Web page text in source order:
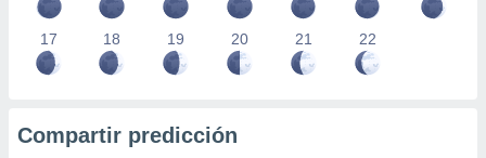
17 18 19 20 21 22
Compartir predicción